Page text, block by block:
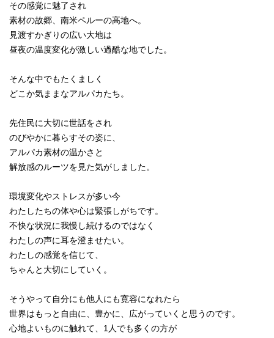
その感覚に魅了され
素材の故郷、南米ペルーの高地へ。
見渡すかぎりの広い大地は
昼夜の温度変化が激しい過酷な地でした。
そんな中でもたくましく
どこか気ままなアルパカたち。
先住民に大切に世話をされ
のびやかに暮らすその姿に、
アルパカ素材の温かさと
解放感のルーツを見た気がしました。
環境変化やストレスが多い今
わたしたちの体や心は緊張しがちです。
不快な状況に我慢し続けるのではなく
わたしの声に耳を澄ませたい。
わたしの感覚を信じて、
ちゃんと大切にしていく。
そうやって自分にも他人にも寛容になれたら
世界はもっと自由に、豊かに、広がっていくと思うのです。
心地よいものに触れて、1人でも多くの方が